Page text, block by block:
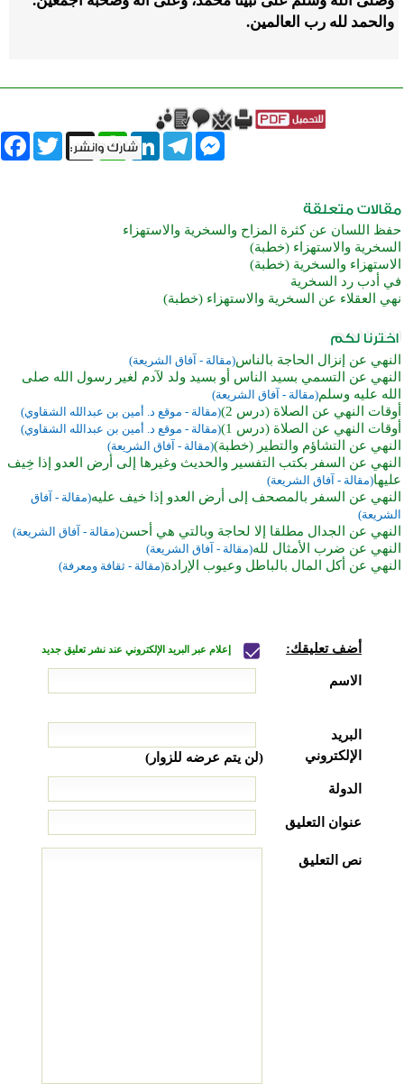
والحمد لله رب العالمين.
Twitter X
WhatsAppLinkedInTelegram
Messenger
حفظ اللسان عن كثرة المزاح والسخرية والاستهزاء
السخرية والاستهزاء (خطبة)
الاستهزاء والسخرية (خطبة)
في أدب رد السخرية
نهي العقلاء عن السخرية والاستهزاء (خطبة)
النهي عن إنزال الحاجة بالناس(مقالة - آفاق الشريعة)
النهي عن التسمي بسيد الناس أو بسيد ولد لآدم لغير رسول الله صلى
الله عليه وسلم(مقالة - آفاق الشريعة)
أوقات النهي عن الصلاة (درس 2) (مقالة - موقع د. أمين بن عبدالله الشقاوي)
أوقات النهي عن الصلاة (درس 1) (مقالة - موقع د. أمين بن عبدالله الشقاوي)
النهي عن التشاؤم والتطير (خطبة)(مقالة - آفاق الشريعة)
النهي عن السفر بكتب التفسير والحديث وغيرها إلى أرض العدو إذا خِيف
عليها(مقالة - آفاق الشريعة)
النهي عن السفر بالمصحف إلى أرض العدو إذا خيف عليه(مقالة - آفاق
الشريعة)
النهي عن الجدال مطلقا إلا لحاجة وبالتي هي أحسن(مقالة - آفاق الشريعة)
النهي عن ضرب الأمثال لله(مقالة - آفاق الشريعة)
النهي عن أكل المال بالباطل وعيوب الإرادة(مقالة - ثقافة ومعرفة)
أضف تعليقك: إعلام عبر البريد الإلكتروني عند نشر تعليق جديد
الاسم
البريد
الإلكتروني
(لن يتم عرضه للزوار)
الدولة
عنوان التعليق
نص التعليق